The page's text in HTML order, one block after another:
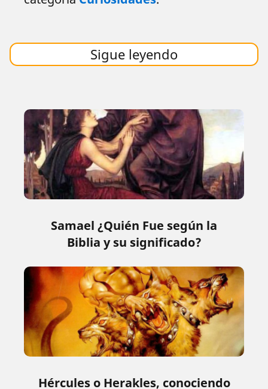
Sigue leyendo
Samael ¿Quién Fue según la
Biblia y su significado?
Hércules o Herakles, conociendo